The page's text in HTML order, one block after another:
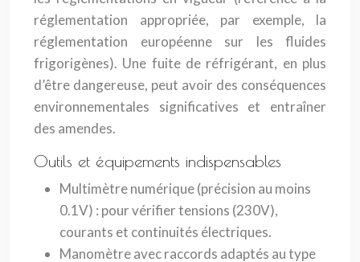
réglementation appropriée, par exemple, la
réglementation européenne sur les fluides
frigorigènes). Une fuite de réfrigérant, en plus
d’être dangereuse, peut avoir des conséquences
environnementales significatives et entraîner
des amendes.
Outils et équipements indispensables
Multimètre numérique (précision au moins
0.1V) : pour vérifier tensions (230V),
courants et continuités électriques.
Manomètre avec raccords adaptés au type